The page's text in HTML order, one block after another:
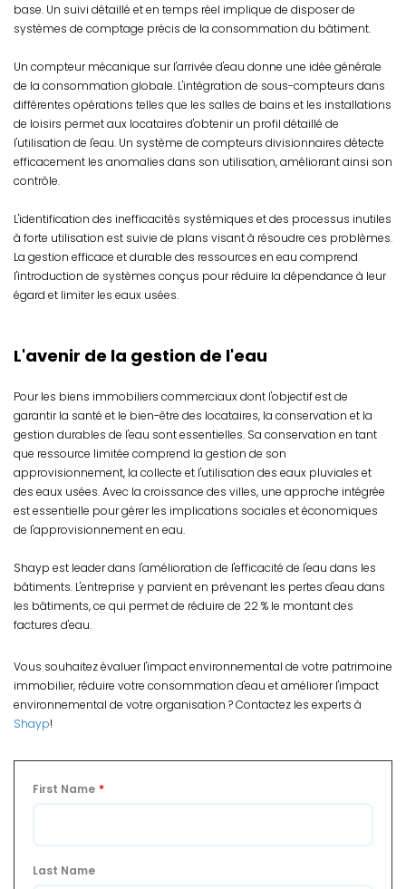
base. Un suivi détaillé et en temps réel implique de disposer de
systèmes de comptage précis de la consommation du bâtiment.
Un compteur mécanique sur l'arrivée d'eau donne une idée générale
de la consommation globale. L'intégration de sous-compteurs dans
différentes opérations telles que les salles de bains et les installations
de loisirs permet aux locataires d'obtenir un profil détaillé de
l'utilisation de l'eau. Un système de compteurs divisionnaires détecte
efficacement les anomalies dans son utilisation, améliorant ainsi son
contrôle.
L'identification des inefficacités systémiques et des processus inutiles
à forte utilisation est suivie de plans visant à résoudre ces problèmes.
La gestion efficace et durable des ressources en eau comprend
l'introduction de systèmes conçus pour réduire la dépendance à leur
égard et limiter les eaux usées.
L'avenir de la gestion de l'eau
Pour les biens immobiliers commerciaux dont l'objectif est de
garantir la santé et le bien-être des locataires, la conservation et la
gestion durables de l'eau sont essentielles. Sa conservation en tant
que ressource limitée comprend la gestion de son
approvisionnement, la collecte et l'utilisation des eaux pluviales et
des eaux usées. Avec la croissance des villes, une approche intégrée
est essentielle pour gérer les implications sociales et économiques
de l'approvisionnement en eau.
Shayp est leader dans l'amélioration de l'efficacité de l'eau dans les
bâtiments. L'entreprise y parvient en prévenant les pertes d'eau dans
les bâtiments, ce qui permet de réduire de 22 % le montant des
factures d'eau.
Vous souhaitez évaluer l'impact environnemental de votre patrimoine
immobilier, réduire votre consommation d'eau et améliorer l'impact
environnemental de votre organisation ? Contactez les experts à
Shayp!
First Name *
Last Name